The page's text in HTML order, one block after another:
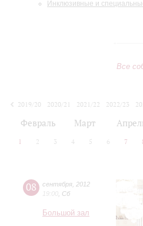
Инклюзивные и
Все
2019/20
2020/21 2021/22 2022/23
Февраль Март
1 2 3 4 5 6 7
08 сентября 2012
19:00 Сб
Большой зал